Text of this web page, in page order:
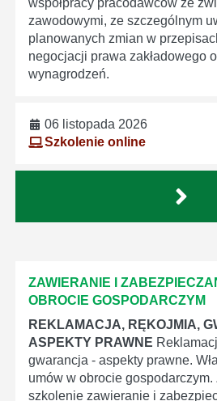
współpracy pracodawców ze
zawodowymi, ze szczególnym
planowanych zmian w
negocjacji prawa zakładowego
wynagrodzeń.
06 listopada 2026
Szkolenie online
ZAWIERANIE I
OBROCIE GOSPODARCZYM
REKLAMACJA, RĘKOJMIA,
ASPEKTY PRAWNE
gwarancja - aspekty prawne.
umów w obrocie gospodarczym.
szkolenie zawieranie i